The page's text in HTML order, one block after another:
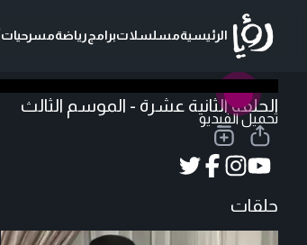
الرئيسيةمسلسلاتبرامجرياضةمسرحيات
تحميل الفيديو
الحلقة الثانية عشرة - الموسم الثالث
حلقات